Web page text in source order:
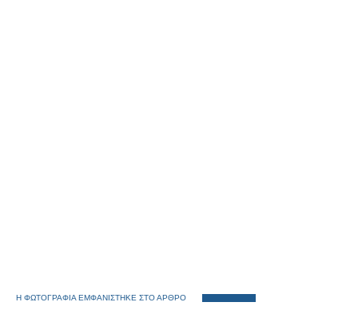
Η ΦΩΤΟΓΡΑΦΙΑ ΕΜΦΑΝΙΣΤΗΚΕ ΣΤΟ ΑΡΘΡΟ